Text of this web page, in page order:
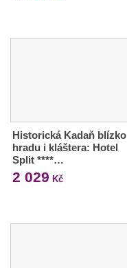
Historická Kadaň blízko
hradu i kláštera: Hotel
Split ****…
2 029 Kč